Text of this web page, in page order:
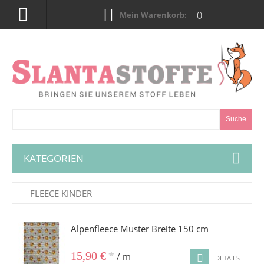
Mein Warenkorb: 0
Suche
KATEGORIEN
FLEECE KINDER
Alpenfleece Muster Breite 150 cm
15,90 € * / m DETAILS